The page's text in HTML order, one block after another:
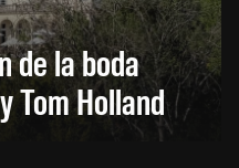
de la boda
Tom Holland